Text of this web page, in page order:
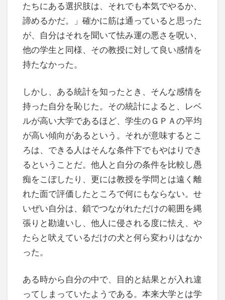
たちにある選択肢は、それでも本気でやるか、
諦めるかだ。」確かに筋は通っていると思った
が、自分はそれを聞いて怯み運の悪さを呪い、
他の学生と同様、その教授に対して良い感情を
持たなかった。
しかし、ある統計を知ったとき、そんな感情を
持った自分を恥じた。その統計によると、レベ
ルが高い大学であるほど、学生のＧＰＡの平均
が高い傾向があるという。それが意味するとこ
ろは、できる人はそんな条件下でもやはりでき
るということだ。他人と自分の条件を比較し愚
痴をこぼしたり、更には教授を学問とは遠く離
れた面で評価したところで何にもならない。せ
いぜい自分は、鎖でつながれただけの範囲を縄
張りと勘違いし、他人に侵される度に怯え、や
たらと吠えているだけの犬と何ら変わりはなか
った。
ある時から自分の中で、目的と結果とが入れ違
ってしまっていたようである。本来大学とは学